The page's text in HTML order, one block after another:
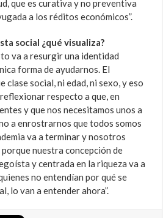
que es curativa y no preventiva
a los réditos económicos”.
social ¿qué visualiza?
va a resurgir una identidad
forma de ayudarnos. El
social, ni edad, ni sexo, y eso
respecto a que, en
y que nos necesitamos unos a
a enrostrarnos que todos somos
va a terminar y nosotros
nuestra concepción de
y centrada en la riqueza va a
no entendían por qué se
lo van a entender ahora”.